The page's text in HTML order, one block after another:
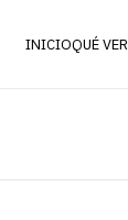
INICIOQUÉ VER